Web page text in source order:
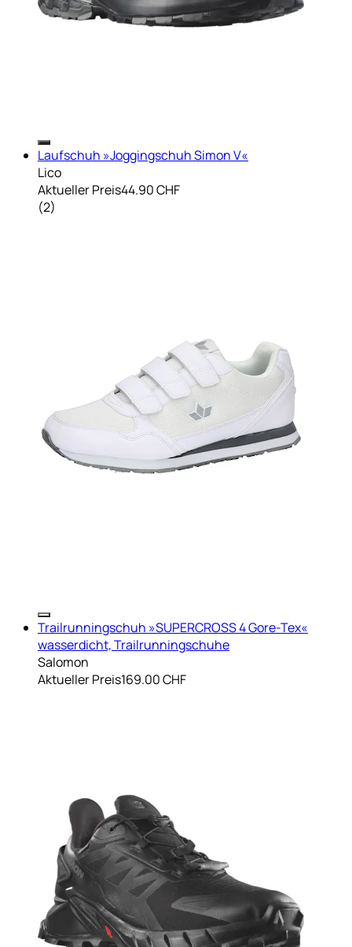
Laufschuh »Joggingschuh Simon V«
Lico
Aktueller Preis44.90 CHF
(2)
Trailrunningschuh »SUPERCROSS 4 Gore-Tex«
wasserdicht, Trailrunningschuhe
Salomon
Aktueller Preis169.00 CHF